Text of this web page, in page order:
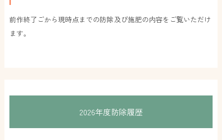
前作終了ごから現時点までの防除及び施肥の内容をご覧いただけ
ます。
2026年度防除履歴